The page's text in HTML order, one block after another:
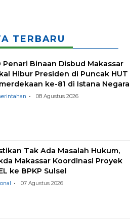
TERBARU
Penari Binaan Disbud Makassar
Hibur Presiden di Puncak HUT
ke-81 di Istana Negara
08 Agustus 2026
Tak Ada Masalah Hukum,
Makassar Koordinasi Proyek
ke BPKP Sulsel
07 Agustus 2026